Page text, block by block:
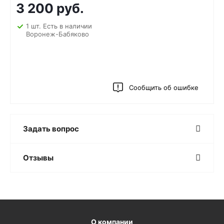
3 200 руб.
1 шт. Есть в наличии
Воронеж-Бабяково
Сообщить об ошибке
Задать вопрос
Отзывы
О компании